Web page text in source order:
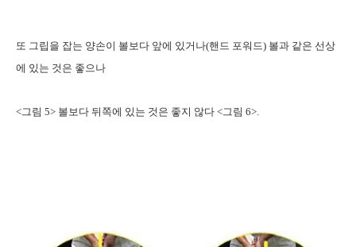
또 그립을 잡는 양손이 볼보다 앞에 있거나(핸드 포워드) 볼과 같은 선상
에 있는 것은 좋으나
<그림 5> 볼보다 뒤쪽에 있는 것은 좋지 않다 <그림 6>.